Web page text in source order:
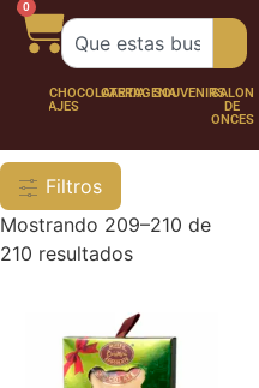
0
PERSONAJES
CHOCOLATERÍA
CARTAGENASOUVENIRSSALÓN
DE
ONCES
Filtros
Mostrando 209–210 de
210 resultados